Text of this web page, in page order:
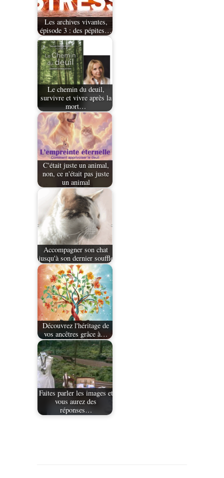
Les archives vivantes,
épisode 3 : des pépites…
Le chemin du deuil,
survivre et vivre après la
mort…
C'était juste un animal,
non, ce n'était pas juste
un animal
Accompagner son chat
jusqu'à son dernier souffle
Découvrez l'héritage de
vos ancêtres grâce à…
Faites parler les images et
vous aurez des
réponses…